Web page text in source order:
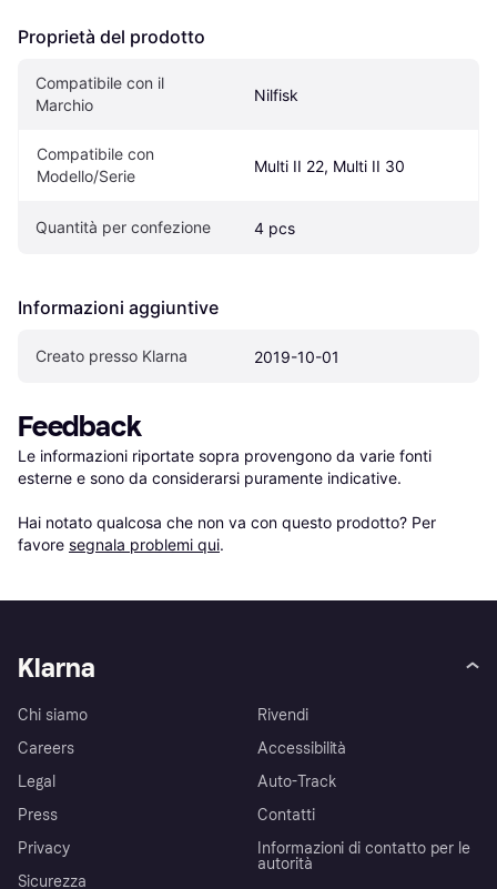
Proprietà del prodotto
Compatibile con il
Marchio
Nilfisk
Compatibile con
Modello/Serie
Multi II 22, Multi II 30
Quantità per confezione 4 pcs
Informazioni aggiuntive
Creato presso Klarna 2019-10-01
Feedback
Le informazioni riportate sopra provengono da varie fonti
esterne e sono da considerarsi puramente indicative.
Hai notato qualcosa che non va con questo prodotto? Per
favore segnala problemi qui.
Klarna
Chi siamo
Careers
Legal
Press
Privacy
Sicurezza
Rivendi
Accessibilità
Auto-Track
Contatti
Informazioni di contatto per le
autorità